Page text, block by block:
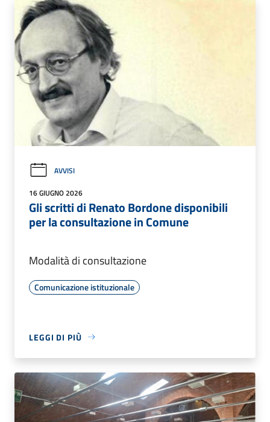
AVVISI
16 GIUGNO 2026
Gli scritti di Renato Bordone disponibili
per la consultazione in Comune
Modalità di consultazione
Comunicazione istituzionale
LEGGI DI PIÙ